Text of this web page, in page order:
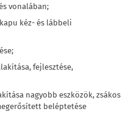
vonalában;
kéz- és lábbeli
fejlesztése,
nagyobb eszközök, zsákos
beléptetése